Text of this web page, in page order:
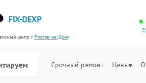
FIX-DEXP
центр г.Ростов-на-Дону
Срочный ремонт Цены О